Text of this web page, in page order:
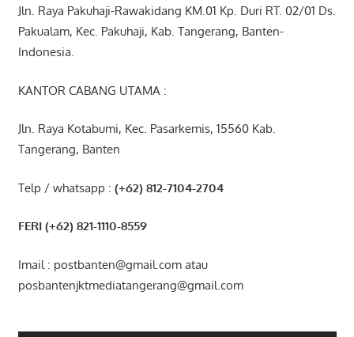
Jln. Raya Pakuhaji-Rawakidang KM.01 Kp. Duri RT. 02/01 Ds.
Pakualam, Kec. Pakuhaji, Kab. Tangerang, Banten-
Indonesia.
KANTOR CABANG UTAMA :
Jln. Raya Kotabumi, Kec. Pasarkemis, 15560 Kab.
Tangerang, Banten
Telp / whatsapp : (+62) 812-7104-2704
FERI (+62) 821-1110-8559
Imail : postbanten@gmail.com atau
posbantenjktmediatangerang@gmail.com